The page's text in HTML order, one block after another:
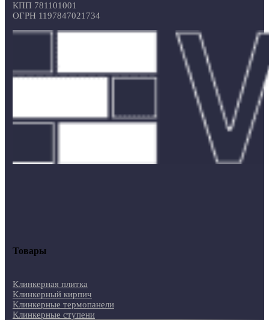
КПП 781101001
ОГРН 1197847021734
Товары
Клинкерная плитка
Клинкерный кирпич
Клинкерные термопанели
Клинкерные ступени